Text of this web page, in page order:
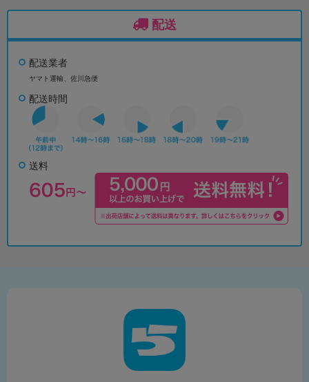
配送
配送業者
ヤマト運輸、佐川急便
配送時間
送料